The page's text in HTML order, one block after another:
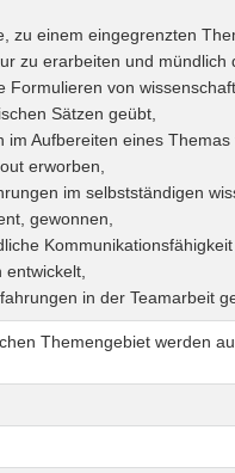
zu einem eingegrenzten
zu erarbeiten und mündlich
Formulieren von
Sätzen geübt,
im Aufbereiten eines
erworben,
im selbstständigen
gewonnen,
entwickelt,
in der Teamarbeit
Themengebiet werden